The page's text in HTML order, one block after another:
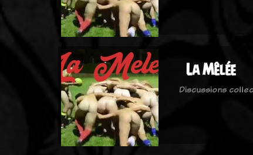
La Mêlée
Discussions